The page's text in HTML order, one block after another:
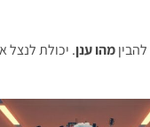
מהו ענן. יכולת לנצל